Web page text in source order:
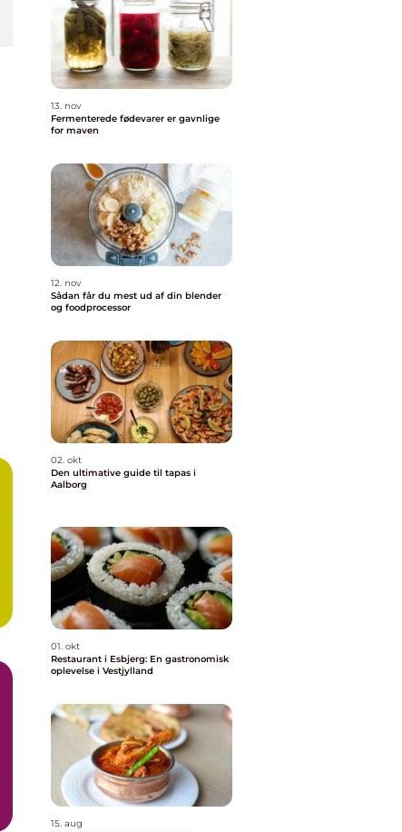
13. nov
Fermenterede fødevarer er gavnlige
for maven
12. nov
Sådan får du mest ud af din blender
og foodprocessor
02. okt
Den ultimative guide til tapas i
Aalborg
01. okt
Restaurant i Esbjerg: En gastronomisk
oplevelse i Vestjylland
15. aug